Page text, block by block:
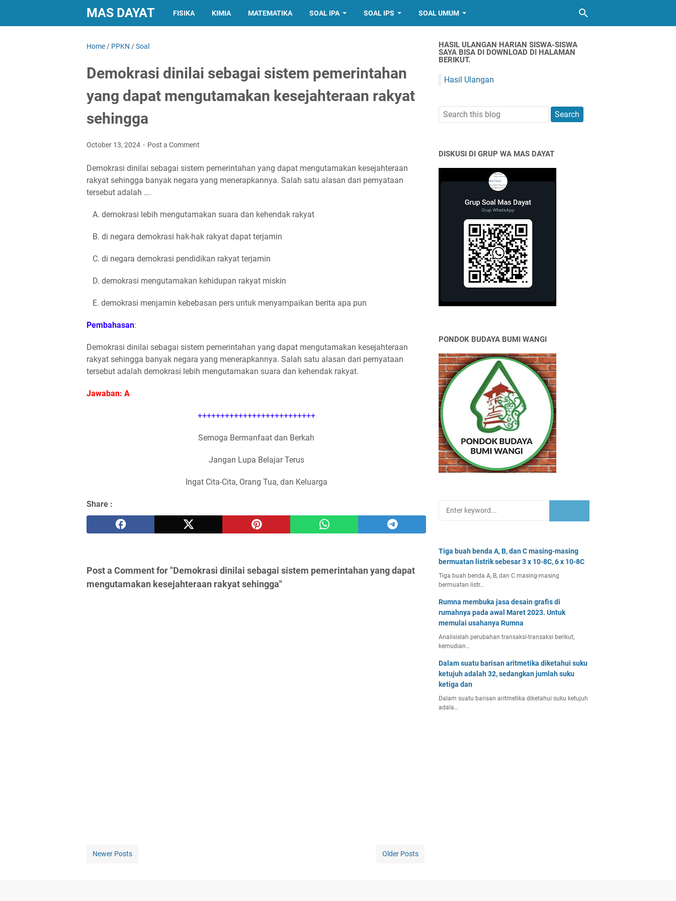
MAS DAYAT FISIKA KIMIA MATEMATIKA SOAL IPA SOAL IPS SOAL UMUM
Home / PPKN /Soal
Demokrasi dinilai sebagai sistem pemerintahan
yang dapat mengutamakan kesejahteraan rakyat
sehingga
October 13, 2024 Post a Comment
Demokrasi dinilai sebagai sistem pemerintahan yang dapat mengutamakan kesejahteraan
rakyat sehingga banyak negara yang menerapkannya. Salah satu alasan dari pernyataan
tersebut adalah ….
A. demokrasi lebih mengutamakan suara dan kehendak rakyat
B. di negara demokrasi hak-hak rakyat dapat terjamin
C. di negara demokrasi pendidikan rakyat terjamin
D. demokrasi mengutamakan kehidupan rakyat miskin
E. demokrasi menjamin kebebasan pers untuk menyampaikan berita apa pun
Pembahasan:
Demokrasi dinilai sebagai sistem pemerintahan yang dapat mengutamakan kesejahteraan
rakyat sehingga banyak negara yang menerapkannya. Salah satu alasan dari pernyataan
tersebut adalah demokrasi lebih mengutamakan suara dan kehendak rakyat.
Jawaban: A
++++++++++++++++++++++++++
Semoga Bermanfaat dan Berkah
Jangan Lupa Belajar Terus
Ingat Cita-Cita, Orang Tua, dan Keluarga
Share :
Post a Comment for "Demokrasi dinilai sebagai sistem pemerintahan yang dapat
mengutamakan kesejahteraan rakyat sehingga"
Newer Posts Older Posts
HASIL ULANGAN HARIAN SISWA-SISWA
SAYA BISA DI DOWNLOAD DI HALAMAN
BERIKUT.
Hasil Ulangan
DISKUSI DI GRUP WA MAS DAYAT
PONDOK BUDAYA BUMI WANGI
Tiga buah benda A, B, dan C masing-masing
bermuatan listrik sebesar 3 x 10-8C, 6 x 10-8C
Tiga buah benda A, B, dan C masing-masing
bermuatan listr…
Rumna membuka jasa desain grafis di
rumahnya pada awal Maret 2023. Untuk
memulai usahanya Rumna
Analisislah perubahan transaksi-transaksi berikut,
kemudian…
Dalam suatu barisan aritmetika diketahui suku
ketujuh adalah 32, sedangkan jumlah suku
ketiga dan
Dalam suatu barisan aritmetika diketahui suku ketujuh
adala…